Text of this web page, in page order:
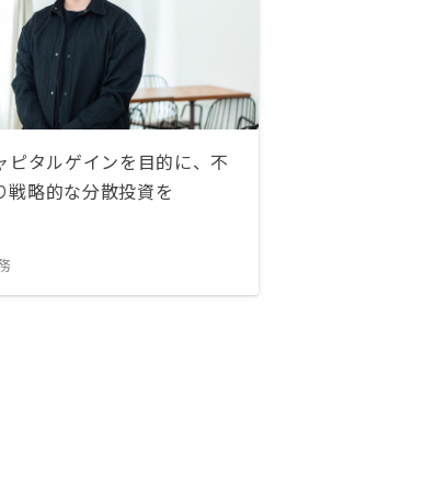
ピタルゲインを目的に、不
戦略的な分散投資を